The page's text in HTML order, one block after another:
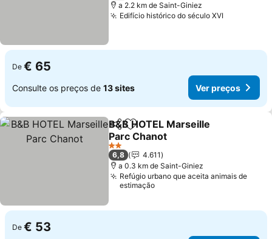
a 2.2 km de Saint-Giniez
Edifício histórico do século XVI
De € 65
Consulte os preços de 13 sites Ver preços
PartilharAdicionar aos favoritos
B&B HOTEL Marseille
Parc Chanot
2 Estrelas
6,8
4.611
a 0.3 km de Saint-Giniez
Refúgio urbano que aceita animais de
estimação
De € 53